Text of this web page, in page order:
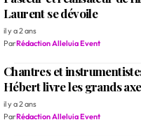
Laurent se dévoile
il y a 2 ans
ParRédaction Alleluia Event
Chantres et
Hébert livre les grands
il y a 2 ans
ParRédaction Alleluia Event